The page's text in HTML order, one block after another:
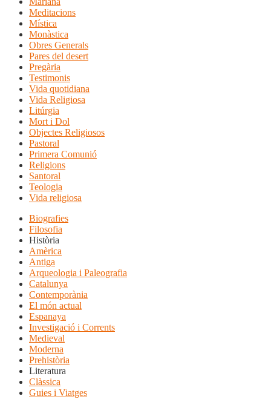
Meditacions
Mística
Monàstica
Obres Generals
Pares del desert
Pregària
Testimonis
Vida quotidiana
Vida Religiosa
Litúrgia
Mort i Dol
Objectes Religiosos
Pastoral
Primera Comunió
Religions
Santoral
Teologia
Vida religiosa
Biografies
Filosofia
Història
Amèrica
Antiga
Arqueologia i Paleografia
Catalunya
Contemporània
El món actual
Espanaya
Investigació i Corrents
Medieval
Moderna
Prehistòria
Literatura
Clàssica
Guies i Viatges